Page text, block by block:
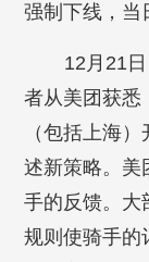
强制下线，当
12月21
者从美团获悉
（包括上海
述新策略。美
手的反馈。大
规则使骑手的